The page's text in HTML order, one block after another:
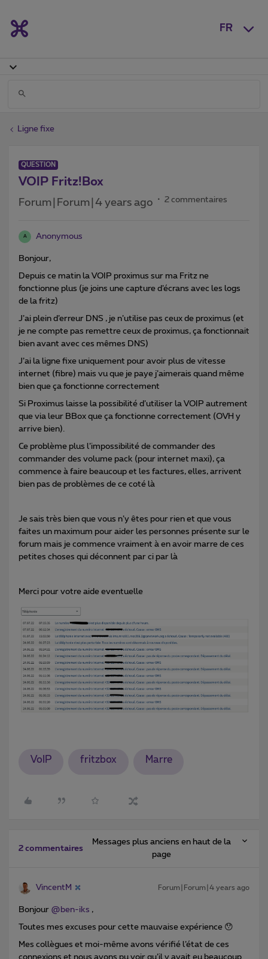
FR
Ligne fixe
QUESTION
VOIP Fritz!Box
Forum|Forum|4 years ago 2 commentaires
A Anonymous
Bonjour,
Depuis ce matin la VOIP proximus sur ma Fritz ne
fonctionne plus (je joins une capture d’écrans avec les logs
de la fritz)
J’ai plein d’erreur DNS , je n’utilise pas ceux de proximus (et
je ne compte pas remettre ceux de proximus, ça fonctionnait
bien avant avec ces mêmes DNS)
J’ai la ligne fixe uniquement pour avoir plus de vitesse
internet (fibre) mais vu que je paye j’aimerais quand même
bien que ça fonctionne correctement
Si Proximus laisse la possibilité d’utiliser la VOIP autrement
que via leur BBox que ça fonctionne correctement (OVH y
arrive bien).
Ce problème plus l’impossibilité de commander des
commander des volume pack (pour internet maxi), ça
commence à faire beaucoup et les factures, elles, arrivent
bien pas de problèmes de ce coté là
Je sais très bien que vous n’y êtes pour rien et que vous
faites un maximum pour aider les personnes présente sur le
forum mais je commence vraiment à en avoir marre de ces
petites choses qui déconnent par ci par là
Merci pour votre aide eventuelle
VoIP fritzbox Marre
2 commentaires
Messages plus anciens en haut de la
page
VincentM Forum|Forum|4 years ago
Bonjour @ben-iks ,
Toutes mes excuses pour cette mauvaise expérience 😯
Mes collègues et moi-même avons vérifié l’état de ces
connexions et nous avons pu voir qu’il y avait eu beaucoup